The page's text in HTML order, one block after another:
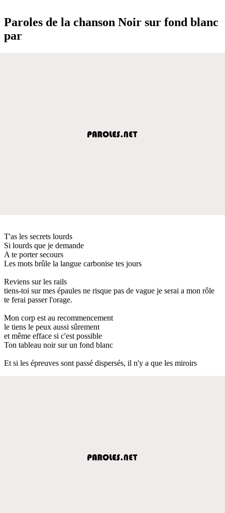
Paroles de la chanson Noir sur fond blanc
par
T'as les secrets lourds
Si lourds que je demande
A te porter secours
Les mots brûle la langue carbonise tes jours
Reviens sur les rails
tiens-toi sur mes épaules ne risque pas de vague je serai a mon rôle
te ferai passer l'orage.
Mon corp est au recommencement
le tiens le peux aussi sûrement
et même efface si c'est possible
Ton tableau noir sur un fond blanc
Et si les épreuves sont passé dispersés, il n'y a que les miroirs